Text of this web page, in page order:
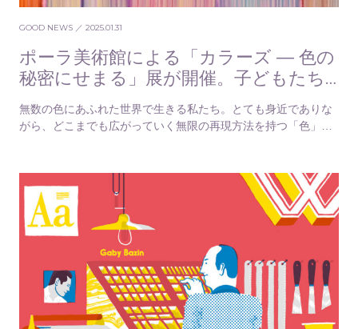
GOOD NEWS ／ 2025.01.31
ポーラ美術館による「カラーズ ― 色の
秘密にせまる」展が開催。子どもたち
と無限の色世界へ
無数の色にあふれた世界で生きる私たち。とても身近でありな
がら、どこまでも広がっていく無限の再現方法を持つ「色」の